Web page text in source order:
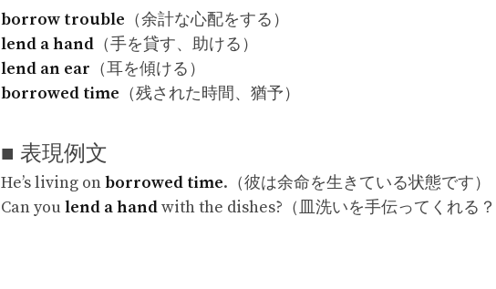
borrow trouble （余計な心配をする）
lend a hand（手を貸す、助ける）
lend an ear （耳を傾ける）
borrowed time （残された時間、猶予）
■ 表現例文
He’s living onborrowed time.（彼は余命を生きている状態です）
Can you lend a handwith the dishes?（皿洗いを手伝ってくれる？